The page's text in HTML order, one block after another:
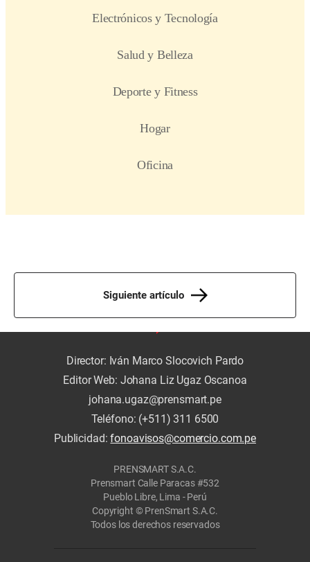
Siguiente artículo
Director: Iván Marco Slocovich Pardo
Editor Web: Johana Liz Ugaz Oscanoa
johana.ugaz@prensmart.pe
Teléfono: (+511) 311 6500
Publicidad:fonoavisos@comercio.com.pe
PRENSMART S.A.C.
Prensmart Calle Paracas #532
Pueblo Libre, Lima - Perú
Copyright © PrenSmart S.A.C.
Todos los derechos reservados